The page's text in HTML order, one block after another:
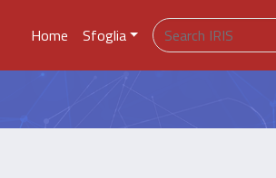
Home Sfoglia